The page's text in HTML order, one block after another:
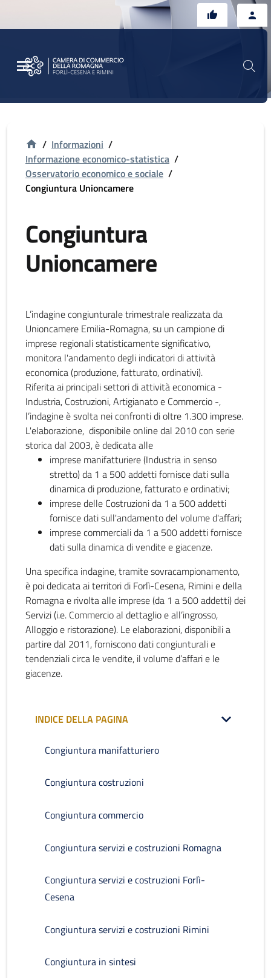
/ Informazioni /
Informazione economico-statistica /
Osservatorio economico e sociale /
Congiuntura Unioncamere
Congiuntura
Unioncamere
L’indagine congiunturale trimestrale realizzata da
Unioncamere Emilia-Romagna, su un campione di
imprese regionali statisticamente significativo,
monitora l'andamento degli indicatori di attività
economica (produzione, fatturato, ordinativi).
Riferita ai principali settori di attività economica -
Industria, Costruzioni, Artigianato e Commercio -,
l’indagine è svolta nei confronti di oltre 1.300 imprese.
L'elaborazione, disponibile online dal 2010 con serie
storica dal 2003, è dedicata alle
imprese manifatturiere (Industria in senso
stretto) da 1 a 500 addetti fornisce dati sulla
dinamica di produzione, fatturato e ordinativi;
imprese delle Costruzioni da 1 a 500 addetti
fornisce dati sull'andamento del volume d'affari;
imprese commerciali da 1 a 500 addetti fornisce
dati sulla dinamica di vendite e giacenze.
Una specifica indagine, tramite sovracampionamento,
è poi dedicata ai territori di Forlì-Cesena, Rimini e della
Romagna e rivolta alle imprese (da 1 a 500 addetti) dei
Servizi (i.e. Commercio al dettaglio e all’ingrosso,
Alloggio e ristorazione). Le elaborazioni, disponibili a
partire dal 2011, forniscono dati congiunturali e
tendenziali circa le vendite, il volume d’affari e le
giacenze.
INDICE DELLA PAGINA
Congiuntura manifatturiero
Congiuntura costruzioni
Congiuntura commercio
Congiuntura servizi e costruzioni Romagna
Congiuntura servizi e costruzioni Forlì-
Cesena
Congiuntura servizi e costruzioni Rimini
Congiuntura in sintesi